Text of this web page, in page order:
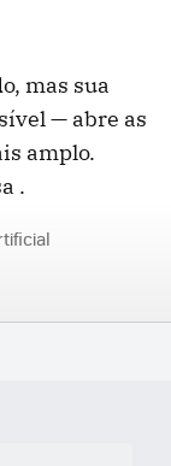
mas sua
— abre as
amplo.
.